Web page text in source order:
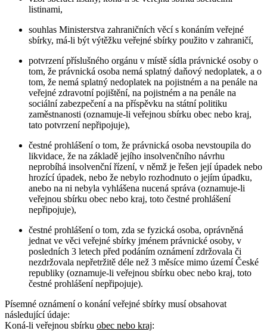
listinami,
souhlas Ministerstva zahraničních věcí s konáním veřejné
sbírky, má-li být výtěžku veřejné sbírky použito v zahraničí,
potvrzení příslušného orgánu v místě sídla právnické osoby o
tom, že právnická osoba nemá splatný daňový nedoplatek, a o
tom, že nemá splatný nedoplatek na pojistném a na penále na
veřejné zdravotní pojištění, na pojistném a na penále na
sociální zabezpečení a na příspěvku na státní politiku
zaměstnanosti (oznamuje-li veřejnou sbírku obec nebo kraj,
tato potvrzení nepřipojuje),
čestné prohlášení o tom, že právnická osoba nevstoupila do
likvidace, že na základě jejího insolvenčního návrhu
neprobíhá insolvenční řízení, v němž je řešen její úpadek nebo
hrozící úpadek, nebo že nebylo rozhodnuto o jejím úpadku,
anebo na ni nebyla vyhlášena nucená správa (oznamuje-li
veřejnou sbírku obec nebo kraj, toto čestné prohlášení
nepřipojuje),
čestné prohlášení o tom, zda se fyzická osoba, oprávněná
jednat ve věci veřejné sbírky jménem právnické osoby, v
posledních 3 letech před podáním oznámení zdržovala či
nezdržovala nepřetržitě déle než 3 měsíce mimo území České
republiky (oznamuje-li veřejnou sbírku obec nebo kraj, toto
čestné prohlášení nepřipojuje).
Písemné oznámení o konání veřejné sbírky musí obsahovat
následující údaje:
Koná-li veřejnou sbírku obec nebo kraj: